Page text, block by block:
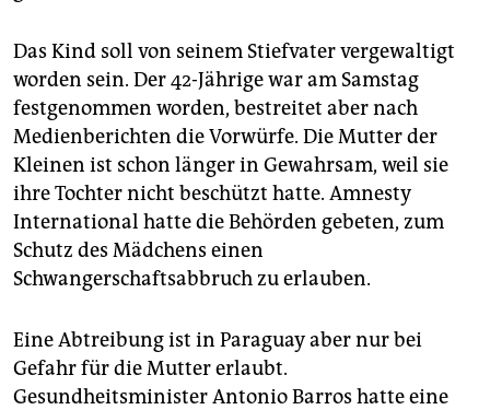
Das Kind soll von seinem Stiefvater vergewaltigt
worden sein. Der 42-Jährige war am Samstag
festgenommen worden, bestreitet aber nach
Medienberichten die Vorwürfe. Die Mutter der
Kleinen ist schon länger in Gewahrsam, weil sie
ihre Tochter nicht beschützt hatte. Amnesty
International hatte die Behörden gebeten, zum
Schutz des Mädchens einen
Schwangerschaftsabbruch zu erlauben.
Eine Abtreibung ist in Paraguay aber nur bei
Gefahr für die Mutter erlaubt.
Gesundheitsminister Antonio Barros hatte eine